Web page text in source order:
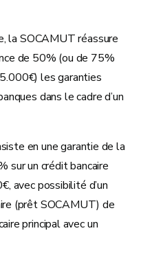
la SOCAMUT réassure
de 50% (ou de 75%
les garanties
dans le cadre d’un
en une garantie de la
sur un crédit bancaire
avec possibilité d’un
(prêt SOCAMUT) de
principal avec un